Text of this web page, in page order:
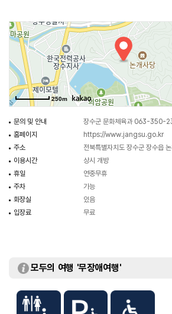
생장향수명비각, 기념관, 외삼문, 내삼문, 충의문,
장수군에서는 의암 주논개가 태어난 매년 음력 9월 3
정하고 논개의 숭고한 애국정신을 기리는 추모대제
250m
문의 및 안내
장수군 문화체육과 063-350-
홈페이지
https://www.jangsu.go.kr
주소
전북특별자치도 장수군 장수읍
이용시간
상시 개방
휴일
연중무휴
주차
가능
화장실
있음
입장료
무료
모두의 여행 '무장애여행'